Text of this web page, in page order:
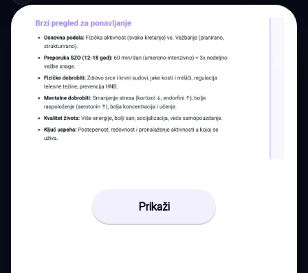
Prikaži